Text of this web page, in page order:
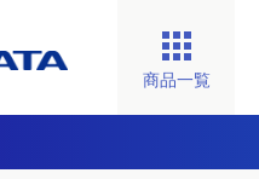
商品一覧